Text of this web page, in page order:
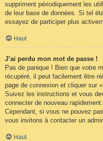
suppriment périodiquement les
de leur base de données. Si tel
essayez de participer plus
Haut
J’ai perdu mon mot de passe !
Pas de panique ! Bien que votre
récupéré, il peut facilement être
page de connexion et cliquer sur
Suivez les instructions et vous
connecter de nouveau rapidement.
Cependant, si vous ne pouvez
vous invitons à contacter un
Haut